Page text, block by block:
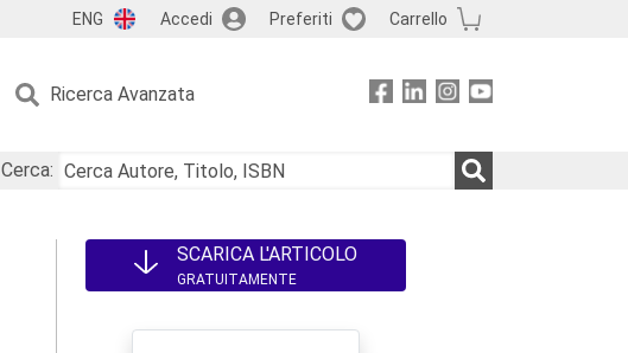
ENG Accedi Preferiti Carrello
Ricerca Avanzata
Cerca:
SCARICA L'ARTICOLO
GRATUITAMENTE